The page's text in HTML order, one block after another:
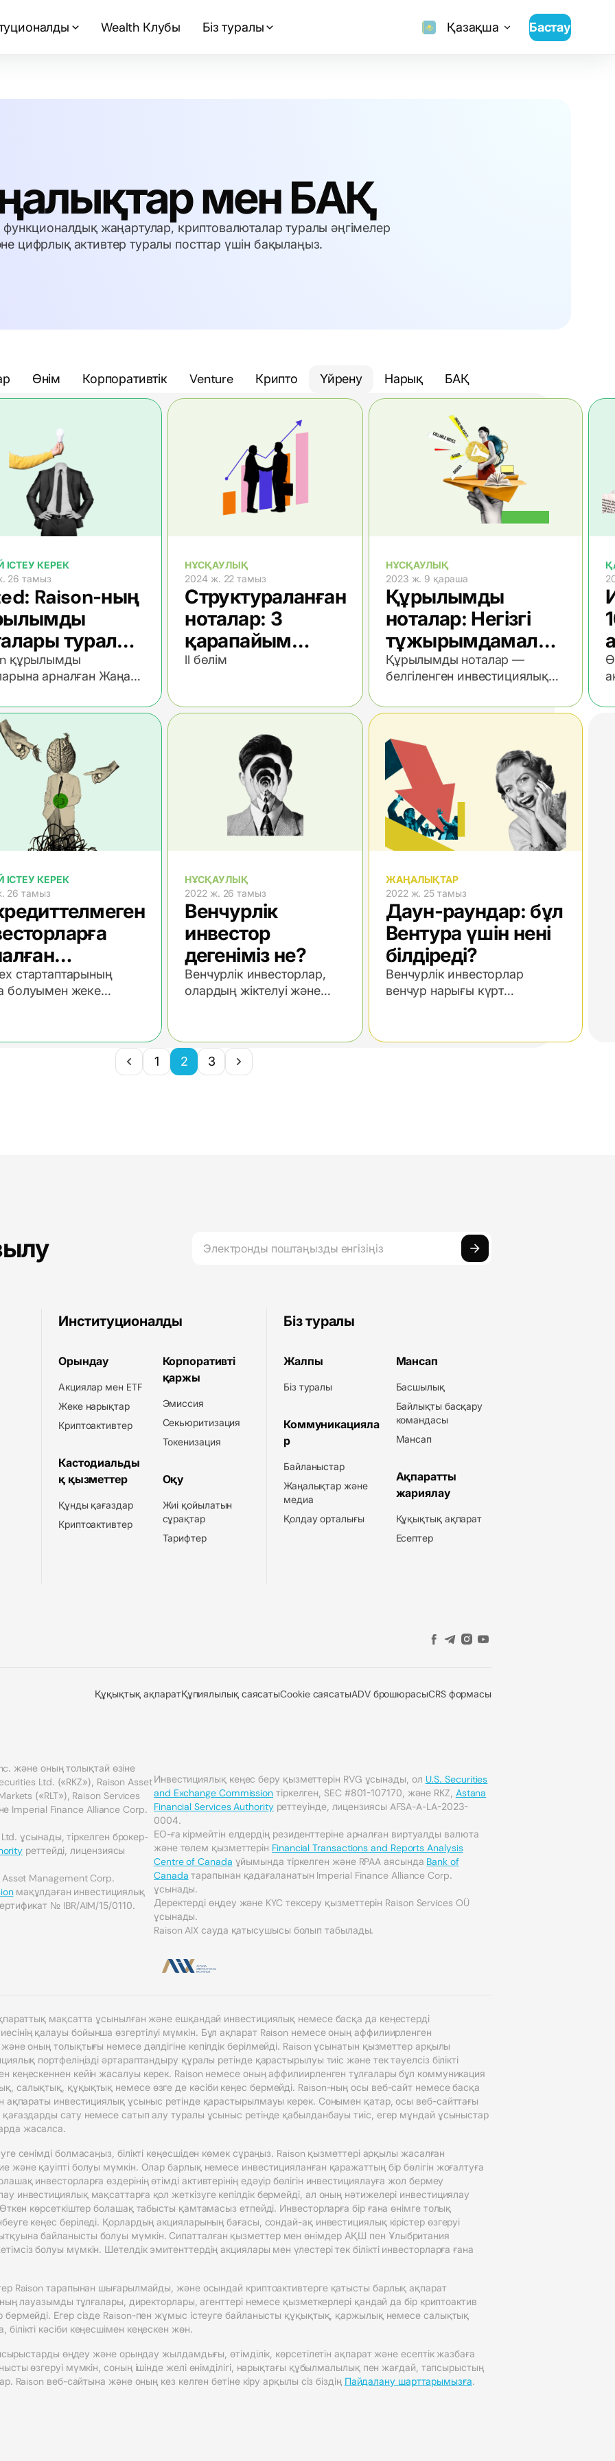
Wealth Клубы Біз туралы Қазақша Бастау
мен БАҚ
функционалдық жаңартулар, криптовалюталар туралы әңгімелер
цифрлық активтер туралы посттар үшін бақылаңыз.
Өнім Корпоративтік Venture Крипто Үйрену Нарық БАҚ
ІСТЕУ КЕРЕК
26 тамыз
Raison-ның
туралы
құрылымды
арналған Жаңа
НҰСҚАУЛЫҚ
2024 ж. 22 тамыз
Структураланған
ноталар: 3
қарапайым
қадамда
II бөлім
НҰСҚАУЛЫҚ
2023 ж. 9 қараша
Құрылымды
ноталар: Негізгі
тұжырымдамалар.
1-бөлім
Құрылымды ноталар —
белгіленген инвестициялық
құралдар.
ІСТЕУ КЕРЕК
26 тамыз
стартаптарының
болуымен жеке
ие болды.
НҰСҚАУЛЫҚ
2022 ж. 26 тамыз
Венчурлік
инвестор
дегеніміз не?
Венчурлік инвесторлар,
олардың жіктелуі және
болатындығы жайлы
пайдалы ақпарат.
ЖАҢАЛЫҚТАР
2022 ж. 25 тамыз
Даун-раундар: бұл
Вентура үшін нені
білдіреді?
Венчурлік инвесторлар
венчур нарығы күрт
1 2 3
Институционалды
Орындау
Акциялар мен ETF
Жеке нарықтар
Криптоактивтер
Кастодиальды
қ қызметтер
Құнды қағаздар
Криптоактивтер
Корпоративті
қаржы
Эмиссия
Секьюритизация
Токенизация
Оқу
Жиі қойылатын
сұрақтар
Тарифтер
Біз туралы
Жалпы
Біз туралы
Коммуникацияла
р
Байланыстар
Жаңалықтар және
медиа
Қолдау орталығы
Мансап
Басшылық
Байлықты басқару
командасы
Мансап
Ақпаратты
жариялау
Құқықтық ақпарат
Есептер
Құқықтық ақпаратҚұпиялылық саясатыCookie саясатыADV брошюрасыCRS формасы
және оның толықтай өзіне
Ltd. («RKZ»), Raison Asset
(«RLT»), Raison Services
Imperial Finance Alliance Corp.
ұсынады, тіркелген брокер-
реттейді, лицензиясы
Asset Management Corp.
мақұлдаған инвестициялық
№ IBR/AIM/15/0110.
Инвестициялық кеңес беру қызметтерін RVG ұсынады, ол U.S. Securities
and Exchange Commission тіркелген, SEC #801-107170, және RKZ, Astana
Financial Services Authorityреттеуінде, лицензиясы AFSA-A-LA-2023-
0004.
ЕО-ға кірмейтін елдердің резиденттеріне арналған виртуалды валюта
және төлем қызметтерін Financial Transactions and Reports Analysis
Centre of Canada ұйымында тіркелген және RPAA аясында Bank of
Canada тарапынан қадағаланатын Imperial Finance Alliance Corp.
ұсынады.
Деректерді өңдеу және KYC тексеру қызметтерін Raison Services OÜ
ұсынады.
Raison AIX сауда қатысушысы болып табылады.
мақсатта ұсынылған және ешқандай инвестициялық немесе басқа да кеңестерді
қалауы бойынша өзгертілуі мүмкін. Бұл ақпарат Raison немесе оның аффилиирленген
оның толықтығы немесе дәлдігіне кепілдік берілмейді. Raison ұсынатын қызметтер арқылы
портфеліңізді әртараптандыру құралы ретінде қарастырылуы тиіс және тек тәуелсіз білікті
кеңескеннен кейін жасалуы керек. Raison немесе оның аффилиирленген тұлғалары бұл коммуникация
салықтық, құқықтық немесе өзге де кәсіби кеңес бермейді. Raison-ның осы веб-сайт немесе басқа
ақпараты инвестициялық ұсыныс ретінде қарастырылмауы керек. Сонымен қатар, осы веб-сайттағы
сату немесе сатып алу туралы ұсыныс ретінде қабылданбауы тиіс, егер мұндай ұсыныстар
жасалса.
сенімді болмасаңыз, білікті кеңесшіден көмек сұраңыз. Raison қызметтері арқылы жасалған
және қауіпті болуы мүмкін. Олар барлық немесе инвестицияланған қаражаттың бір бөлігін жоғалтуға
инвесторларға өздерінің өтімді активтерінің едәуір бөлігін инвестициялауға жол бермеу
инвестициялық мақсаттарға қол жеткізуге кепілдік бермейді, ал оның нәтижелері инвестициялау
көрсеткіштер болашақ табысты қамтамасыз етпейді. Инвесторларға бір ғана өнімге толық
кеңес беріледі. Қорлардың акцияларының бағасы, сондай-ақ инвестициялық кірістер өзгеруі
байланысты болуы мүмкін. Сипатталған қызметтер мен өнімдер АҚШ пен Ұлыбритания
болуы мүмкін. Шетелдік эмитенттердің акциялары мен үлестері тек білікті инвесторларға ғана
Raison тарапынан шығарылмайды, және осындай криптоактивтерге қатысты барлық ақпарат
лауазымды тұлғалары, директорлары, агенттері немесе қызметкерлері қандай да бір криптоактив
бермейді. Егер сізде Raison-пен жұмыс істеуге байланысты құқықтық, қаржылық немесе салықтық
кәсіби кеңесшімен кеңескен жөн.
өңдеу және орындау жылдамдығы, өтімділік, көрсетілетін ақпарат және есептік жазбаға
өзгеруі мүмкін, соның ішінде желі өнімділігі, нарықтағы құбылмалылық пен жағдай, тапсырыстың
Raison веб-сайтына және оның кез келген бетіне кіру арқылы сіз біздің Пайдалану шарттарымызға.